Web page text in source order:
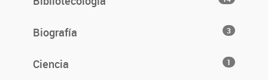
Biografía 3
Ciencia 1